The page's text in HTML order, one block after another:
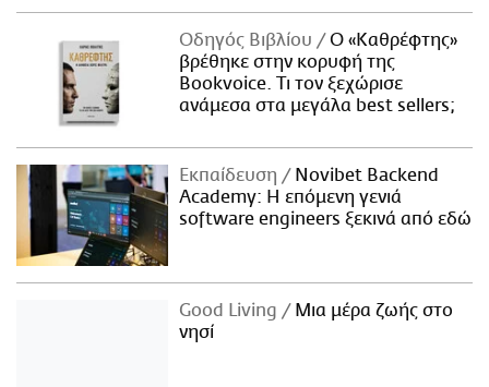
Οδηγός Βιβλίου
Ο «Καθρέφτης»
βρέθηκε στην κορυφή της
Bookvoice. Τι τον ξεχώρισε
ανάμεσα στα μεγάλα best sellers;
Εκπαίδευση
Novibet Backend
Academy: Η επόμενη γενιά
software engineers ξεκινά από εδώ
Good Living
Μια μέρα ζωής στο
νησί